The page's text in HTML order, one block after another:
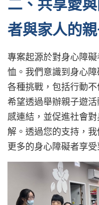
二、共享愛
者與家人的
專案起源於對身心障
恤。我們意識到身心
各種挑戰，包括行動
希望透過舉辦親子遊
感連結，並促進社會
解。透過您的支持，
更多的身心障礙者享